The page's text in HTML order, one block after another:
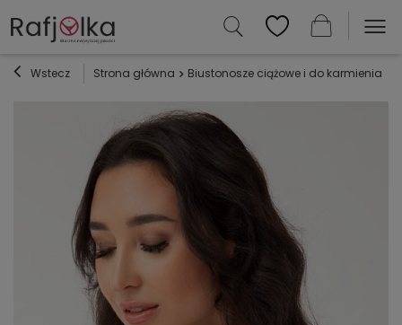
Wstecz Strona główna Biustonosze ciążowe i do karmienia